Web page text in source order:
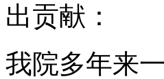
出贡献：
我院多年来